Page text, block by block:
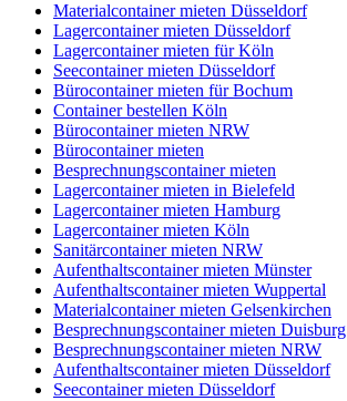
Materialcontainer mieten Düsseldorf
Lagercontainer mieten Düsseldorf
Lagercontainer mieten für Köln
Seecontainer mieten Düsseldorf
Bürocontainer mieten für Bochum
Container bestellen Köln
Bürocontainer mieten NRW
Bürocontainer mieten
Besprechnungscontainer mieten
Lagercontainer mieten in Bielefeld
Lagercontainer mieten Hamburg
Lagercontainer mieten Köln
Sanitärcontainer mieten NRW
Aufenthaltscontainer mieten Münster
Aufenthaltscontainer mieten Wuppertal
Materialcontainer mieten Gelsenkirchen
Besprechnungscontainer mieten Duisburg
Besprechnungscontainer mieten NRW
Aufenthaltscontainer mieten Düsseldorf
Seecontainer mieten Düsseldorf